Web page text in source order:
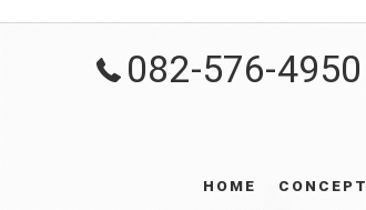
082-576-4950
HOME CONCEPT